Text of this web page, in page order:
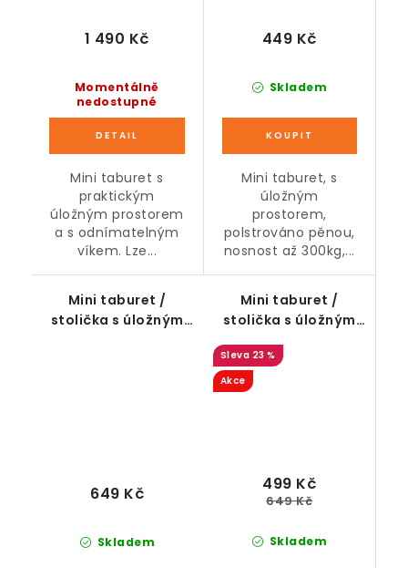
Momentálně
nedostupné
1 490 Kč
Mini taburet s
praktickým
úložným prostorem
a s odnímatelným
víkem. Lze...
Skladem
449 Kč
Mini taburet, s
úložným
prostorem,
polstrováno pěnou,
nosnost až 300kg,...
Mini taburet /
stolička s úložným
Skladem
649 Kč
Mini taburet /
stolička s úložným
prostorem na
nožičkách, růžový,
42 x 38 x 38 cm
23 %
Akce
Skladem
499 Kč
649 Kč